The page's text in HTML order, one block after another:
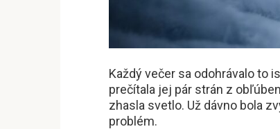
Každý večer sa odohrávalo to
prečítala jej pár strán z
zhasla svetlo. Už dávno bola
problém.